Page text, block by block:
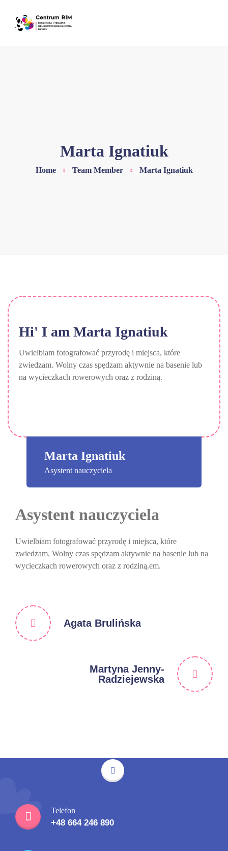
Marta Ignatiuk
Home Team Member Marta Ignatiuk
Hi' I am Marta Ignatiuk
Uwielbiam fotografować przyrodę i miejsca, które
zwiedzam. Wolny czas spędzam aktywnie na basenie lub
na wycieczkach rowerowych oraz z rodziną.
Marta Ignatiuk
Asystent nauczyciela
Asystent nauczyciela
Uwielbiam fotografować przyrodę i miejsca, które
zwiedzam. Wolny czas spędzam aktywnie na basenie lub na
wycieczkach rowerowych oraz z rodziną.em.
Agata Brulińska
Martyna Jenny-
Radziejewska
Telefon
+48 664 246 890